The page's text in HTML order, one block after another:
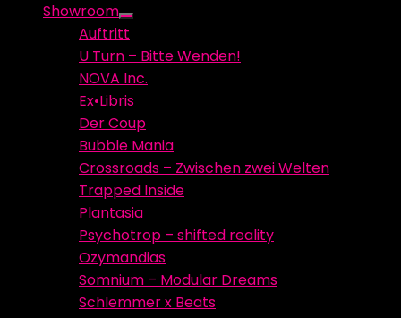
Showroom
Show
sub
menu
Auftritt
U Turn – Bitte Wenden!
NOVA Inc.
Ex•Libris
Der Coup
Bubble Mania
Crossroads – Zwischen zwei Welten
Trapped Inside
Plantasia
Psychotrop – shifted reality
Ozymandias
Somnium – Modular Dreams
Schlemmer x Beats